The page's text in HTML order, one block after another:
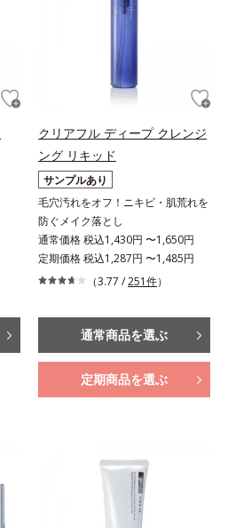
クリアフル ディープ クレンジ
ング リキッド
サンプルあり
毛穴汚れをオフ！ニキビ・肌荒れを
防ぐメイク落とし
通常価格 税込1,430円 〜1,650円
定期価格 税込1,287円 〜1,485円
（3.77 /251件）
通常商品を選ぶ
定期商品を選ぶ